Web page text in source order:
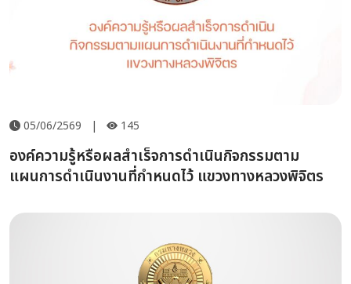
05/06/2569 | 145
องค์ความรู้หรือผลสำเร็จการดำเนินกิจกรรมตาม
แผนการดำเนินงานที่กำหนดไว้ แขวงทางหลวงพิจิตร